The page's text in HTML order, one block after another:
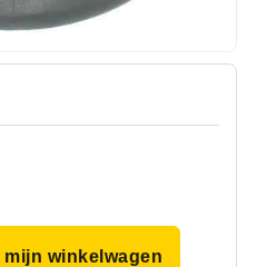
mijn winkelwagen